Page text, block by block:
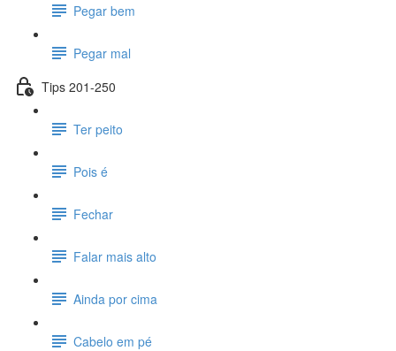
Pegar bem
Pegar mal
Tips 201-250
Ter peito
Pois é
Fechar
Falar mais alto
Ainda por cima
Cabelo em pé